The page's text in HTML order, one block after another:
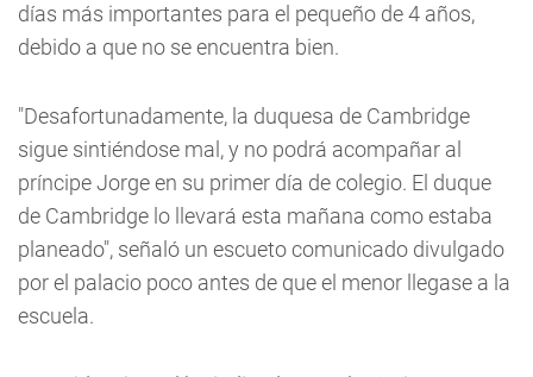
días más importantes para el pequeño de 4 años,
debido a que no se encuentra bien.
"Desafortunadamente, la duquesa de Cambridge
sigue sintiéndose mal, y no podrá acompañar al
príncipe Jorge en su primer día de colegio. El duque
de Cambridge lo llevará esta mañana como estaba
planeado", señaló un escueto comunicado divulgado
por el palacio poco antes de que el menor llegase a la
escuela.